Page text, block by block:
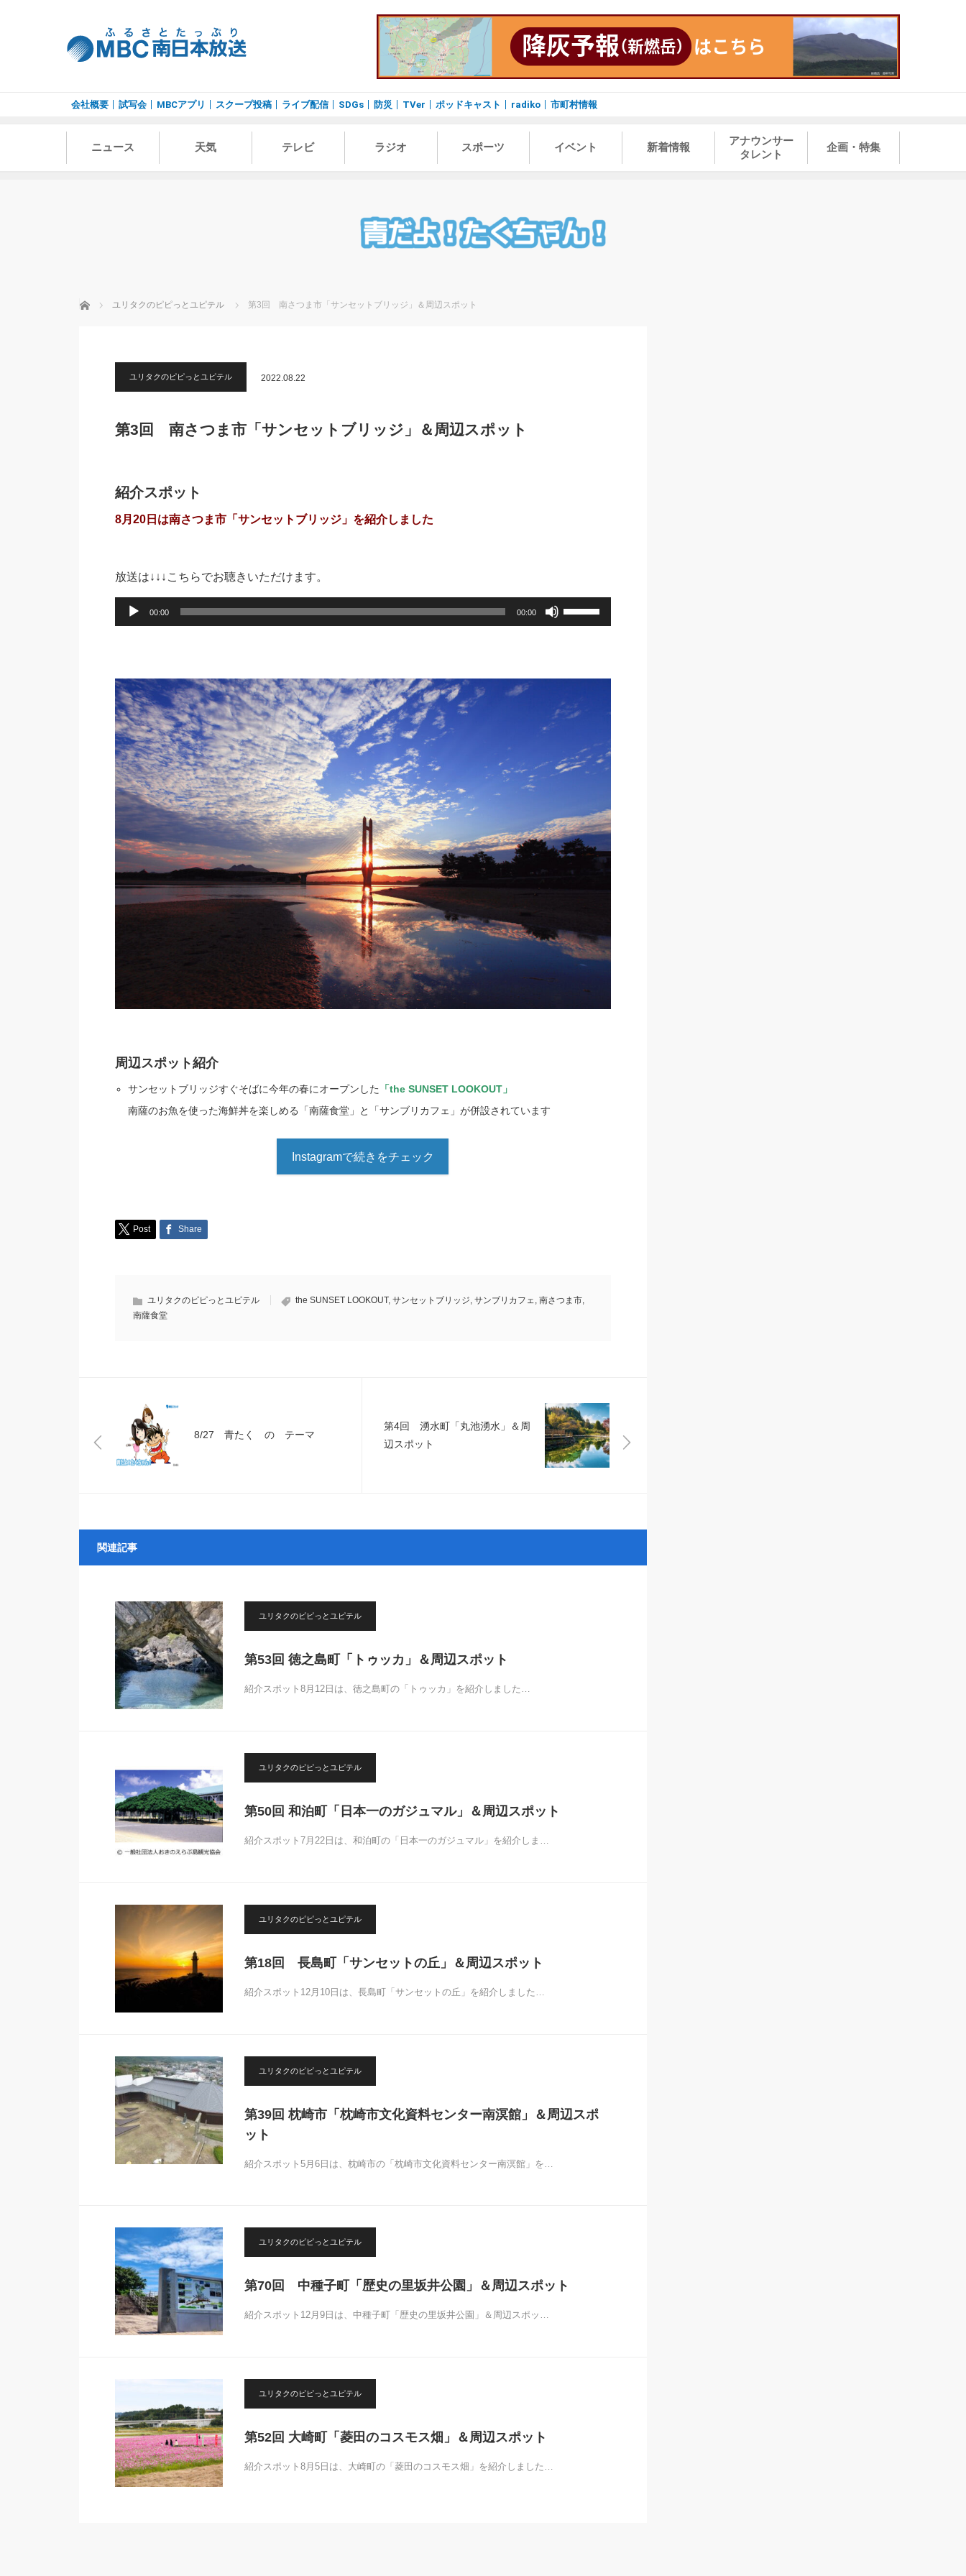
会社概要 試写会 MBCアプリ スクープ投稿 ライブ配信 SDGs 防災 TVer ポッドキャスト radiko 市町村情報
ニュース 天気 テレビ ラジオ スポーツ イベント 新着情報
アナウンサー
タレント
企画・特集
ホーム ユリタクのピピっとユピテル 第3回 南さつま市「サンセットブリッジ」＆周辺スポット
ユリタクのピピっとユピテル 2022.08.22
第3回 南さつま市「サンセットブリッジ」＆周辺スポット
紹介スポット
8月20日は南さつま市「サンセットブリッジ」を紹介しました
放送は↓↓↓こちらでお聴きいただけます。
音
ー
ヤ
ー
00:00 00:00
ボ
ー
ム
に
上
下
矢
ー
を
周辺スポット紹介
サンセットブリッジすぐそばに今年の春にオープンした
「the SUNSET LOOKOUT」
南薩のお魚を使った海鮮丼を楽しめる「南薩食堂」と「サンブリカフェ」が併設されています
Instagramで続きをチェック
Post Share
ユリタクのピピっとユピテル the SUNSET LOOKOUT, サンセットブリッジ, サンブリカフェ, 南さつま市,
南薩食堂
8/27 青たく の テーマ
第4回 湧水町「丸池湧水」＆周
辺スポット
関連記事
ユリタクのピピっとユピテル
第53回 徳之島町「トゥッカ」＆周辺スポット
紹介スポット8月12日は、徳之島町の「トゥッカ」を紹介しました…
ユリタクのピピっとユピテル
第50回 和泊町「日本一のガジュマル」＆周辺スポット
紹介スポット7月22日は、和泊町の「日本一のガジュマル」を紹介しま…
ユリタクのピピっとユピテル
第18回 長島町「サンセットの丘」＆周辺スポット
紹介スポット12月10日は、長島町「サンセットの丘」を紹介しました…
ユリタクのピピっとユピテル
第39回 枕崎市「枕崎市文化資料センター南溟館」＆周辺スポ
ット
紹介スポット5月6日は、枕崎市の「枕崎市文化資料センター南溟館」を…
ユリタクのピピっとユピテル
第70回 中種子町「歴史の里坂井公園」＆周辺スポット
紹介スポット12月9日は、中種子町「歴史の里坂井公園」＆周辺スポッ…
ユリタクのピピっとユピテル
第52回 大崎町「菱田のコスモス畑」＆周辺スポット
紹介スポット8月5日は、大崎町の「菱田のコスモス畑」を紹介しました…